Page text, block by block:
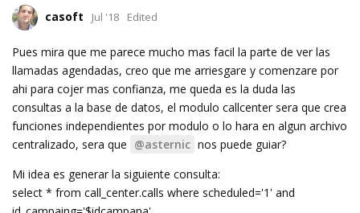
casoft Jul '18 Edited
Pues mira que me parece mucho mas facil la parte de ver las
llamadas agendadas, creo que me arriesgare y comenzare por
ahi para cojer mas confianza, me queda es la duda las
consultas a la base de datos, el modulo callcenter sera que crea
funciones independientes por modulo o lo hara en algun archivo
centralizado, sera que @asternic nos puede guiar?
Mi idea es generar la siguiente consulta:
select * from call_center.calls where scheduled='1' and